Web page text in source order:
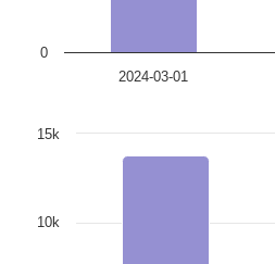
2024-03-01
0
10k
15k